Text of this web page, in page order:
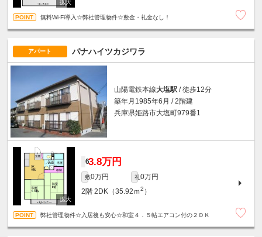
無料Wi-Fi導入☆弊社管理物件☆敷金・礼金なし！
アパート パナハイツカジワラ
山陽電鉄本線大塩駅 / 徒歩12分
築年月1985年6月 / 2階建
兵庫県姫路市大塩町979番1
63.8万円
敷0万円 礼0万円
2階 2DK（35.92ｍ2 ）
弊社管理物件☆入居後も安心☆和室４．５帖エアコン付の２ＤＫ